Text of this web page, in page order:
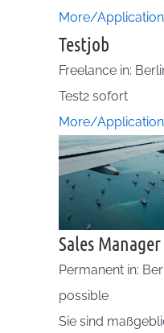
More/
Testjob
Freelance in:
Test2 sofort
More/
Sales
Permanent in:
possible
Sie sind